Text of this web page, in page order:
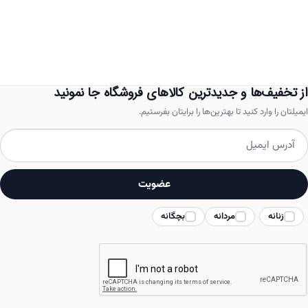
باشد.
ها
در
از تخفیف‌ها و جدیدترین کالاهای فروشگاه جا نمونید
ایمیلتان را وارد کنید تا بهترین‌ها را برایتان بفرستیم.
زنانه مردانه بچگانه
عضویت